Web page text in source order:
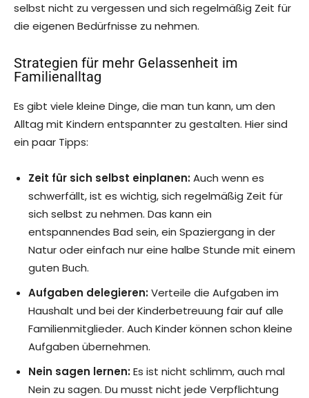
selbst nicht zu vergessen und sich regelmäßig Zeit für
die eigenen Bedürfnisse zu nehmen.
Strategien für mehr Gelassenheit im
Familienalltag
Es gibt viele kleine Dinge, die man tun kann, um den
Alltag mit Kindern entspannter zu gestalten. Hier sind
ein paar Tipps:
Zeit für sich selbst einplanen:Auch wenn es
schwerfällt, ist es wichtig, sich regelmäßig Zeit für
sich selbst zu nehmen. Das kann ein
entspannendes Bad sein, ein Spaziergang in der
Natur oder einfach nur eine halbe Stunde mit einem
guten Buch.
Aufgaben delegieren:Verteile die Aufgaben im
Haushalt und bei der Kinderbetreuung fair auf alle
Familienmitglieder. Auch Kinder können schon kleine
Aufgaben übernehmen.
Nein sagen lernen:Es ist nicht schlimm, auch mal
Nein zu sagen. Du musst nicht jede Verpflichtung